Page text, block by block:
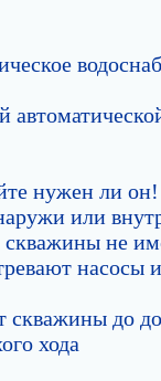
нужен ли он!
или
скважины не
насосы
скважины до
хода